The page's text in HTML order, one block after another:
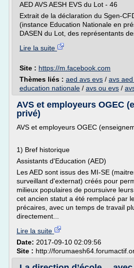
AED AVS AESH EVS du Lot - 46
Extrait de la déclaration du Sgen-
(instance Education Nationale en
DASEN du Lot, des représentants
Lire la suite
Site : https://m.facebook.com
Thèmes liés : aed avs evs / avs
education nationale / avs ou evs /
AVS et employeurs OGEC
privé)
AVS et employeurs OGEC
1) Bref historique
Assistants d'Education (AED)
Les AED sont issus des MI-SE
surveillant d'externat) créés pour
milieux populaires de poursuivre
cet ancien statut a été remplacé par
précaires, avec un temps de travail
directement...
Lire la suite
Date: 2017-09-10 02:09:56
Site : http://